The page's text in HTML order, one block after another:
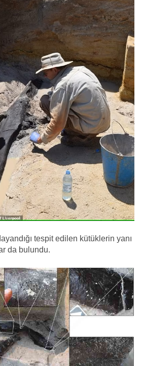
tespit edilen kütüklerin yanı
da bulundu.